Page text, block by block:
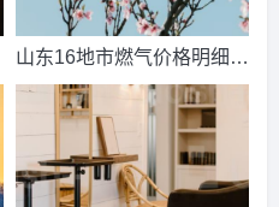
山东16地市燃气价格明细？
2021山东天然气费收费标